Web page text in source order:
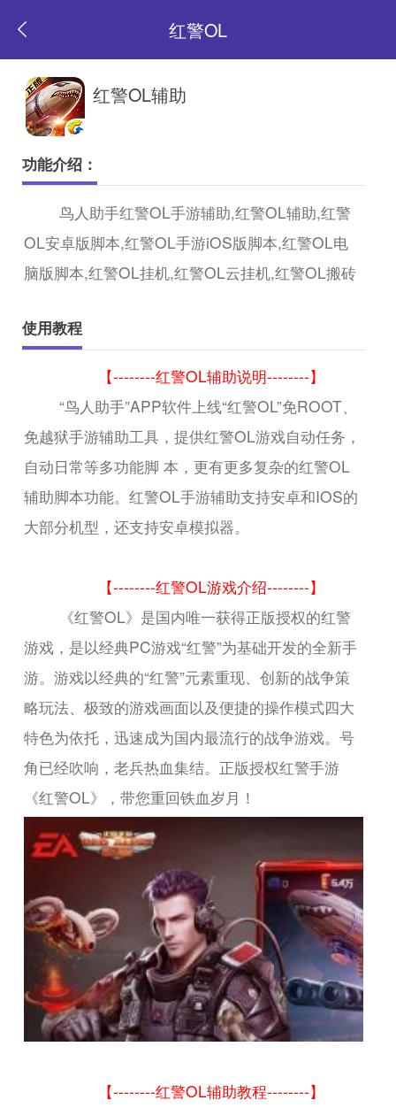
红警OL
返
页
红警OL辅助
功能介绍：
鸟人助手红警OL手游辅助,红警OL辅助,红警
OL安卓版脚本,红警OL手游iOS版脚本,红警OL电
脑版脚本,红警OL挂机,红警OL云挂机,红警OL搬砖
使用教程
【--------红警OL辅助说明--------】
“鸟人助手”APP软件上线“红警OL”免ROOT、
免越狱手游辅助工具，提供红警OL游戏自动任务，
自动日常等多功能脚 本，更有更多复杂的红警OL
辅助脚本功能。红警OL手游辅助支持安卓和IOS的
大部分机型，还支持安卓模拟器。
【--------红警OL游戏介绍--------】
《红警OL》是国内唯一获得正版授权的红警
游戏，是以经典PC游戏“红警”为基础开发的全新手
游。游戏以经典的“红警”元素重现、创新的战争策
略玩法、极致的游戏画面以及便捷的操作模式四大
特色为依托，迅速成为国内最流行的战争游戏。号
角已经吹响，老兵热血集结。正版授权红警手游
《红警OL》，带您重回铁血岁月！
【--------红警OL辅助教程--------】